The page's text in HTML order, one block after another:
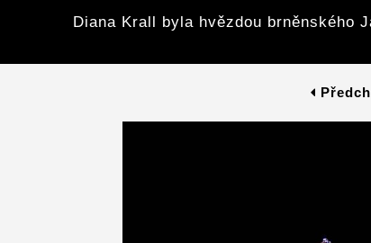
Diana Krall byla hvězdou brněnského